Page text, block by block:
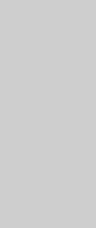
系方式征集公告